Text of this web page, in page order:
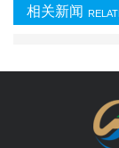
相关新闻